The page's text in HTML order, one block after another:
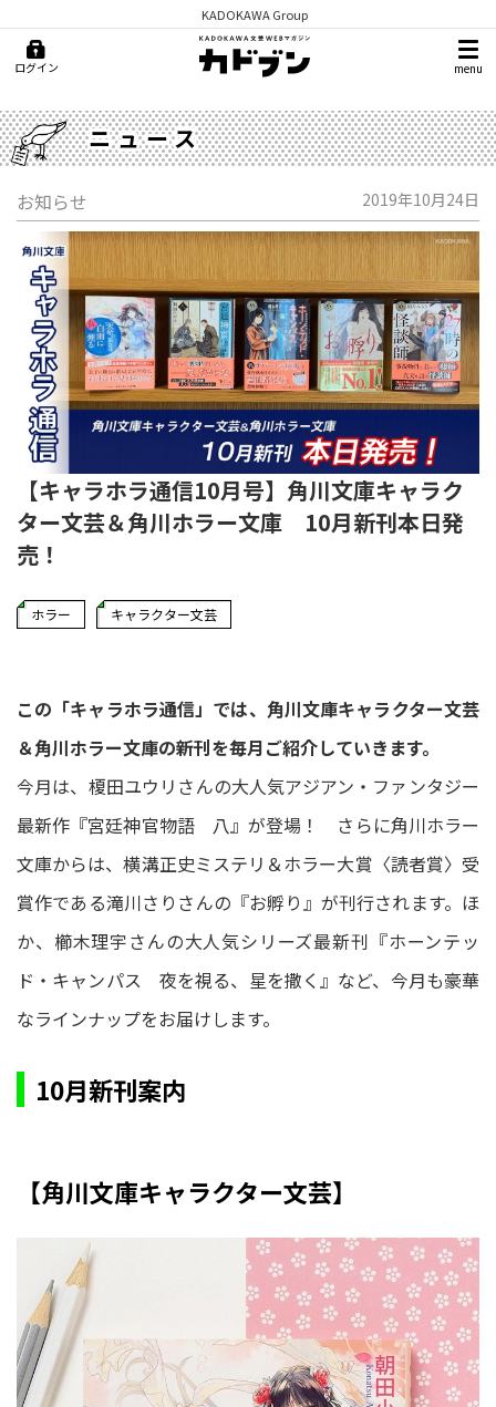
KADOKAWA Group
ログイン menu
ニュース
お知らせ 2019年10月24日
【キャラホラ通信10月号】角川文庫キャラク
ター文芸＆角川ホラー文庫 10月新刊本日発
売！
ホラー キャラクター文芸
この「キャラホラ通信」では、角川文庫キャラクター文芸
＆角川ホラー文庫の新刊を毎月ご紹介していきます。
今月は、榎田ユウリさんの大人気アジアン・ファンタジー
最新作『宮廷神官物語 八』が登場！ さらに角川ホラー
文庫からは、横溝正史ミステリ＆ホラー大賞〈読者賞〉受
賞作である滝川さりさんの『お孵り』が刊行されます。ほ
か、櫛木理宇さんの大人気シリーズ最新刊『ホーンテッ
ド・キャンパス 夜を視る、星を撒く』など、今月も豪華
なラインナップをお届けします。
10月新刊案内
【角川文庫キャラクター文芸】